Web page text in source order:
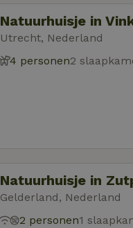
Natuurhuisje in
Utrecht, Nederland
4 personen2
Natuurhuisje in
Gelderland, Nederland
2 personen1